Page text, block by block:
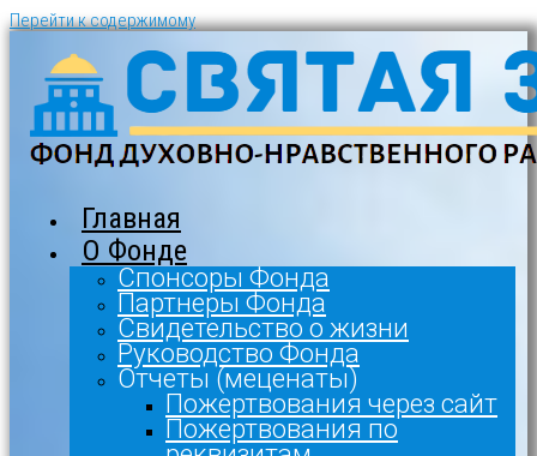
Перейти к содержимому
Главная
О Фонде
Спонсоры Фонда
Партнеры Фонда
Свидетельство о жизни
Руководство Фонда
Отчеты (меценаты)
Пожертвования через сайт
Пожертвования по